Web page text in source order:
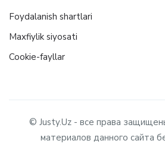
Foydalanish shartlari
Maxfiylik siyosati
Cookie-fayllar
© Justy.Uz - все права
материалов данного сайта